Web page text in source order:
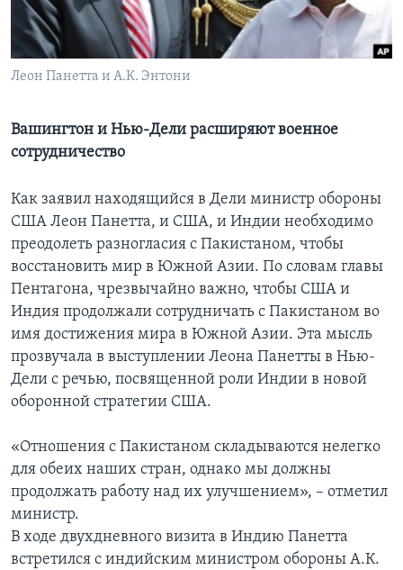
Learning English
СОЦИАЛЬНЫЕ СЕТИ
Языки
Леон Панетта и А.К. Энтони
Вашингтон и Нью-Дели расширяют военное
сотрудничество
Как заявил находящийся в Дели министр обороны
США Леон Панетта, и США, и Индии необходимо
преодолеть разногласия с Пакистаном, чтобы
восстановить мир в Южной Азии. По словам главы
Пентагона, чрезвычайно важно, чтобы США и
Индия продолжали сотрудничать с Пакистаном во
имя достижения мира в Южной Азии. Эта мысль
прозвучала в выступлении Леона Панетты в Нью-
Дели с речью, посвященной роли Индии в новой
оборонной стратегии США.
«Отношения с Пакистаном складываются нелегко
для обеих наших стран, однако мы должны
продолжать работу над их улучшением», – отметил
министр.
В ходе двухдневного визита в Индию Панетта
встретился с индийским министром обороны А.К.